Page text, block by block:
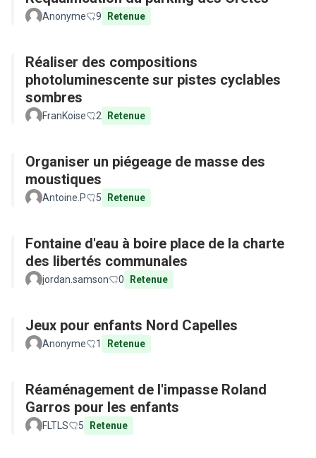
Anonyme 9 Retenue
Réaliser des compositions
photoluminescente sur pistes cyclables
sombres
FranKoise 2 Retenue
Organiser un piégeage de masse des
moustiques
Antoine.P 5 Retenue
Fontaine d'eau à boire place de la charte
des libertés communales
jordan.samson 0 Retenue
Jeux pour enfants Nord Capelles
Anonyme 1 Retenue
Réaménagement de l'impasse Roland
Garros pour les enfants
FLTLS 5 Retenue